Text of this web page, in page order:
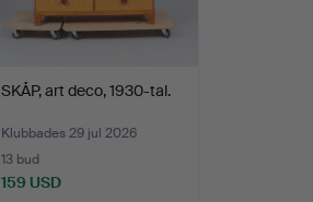
SKÅP, art deco, 1930-tal.
Klubbades 29 jul 2026
13 bud
159 USD